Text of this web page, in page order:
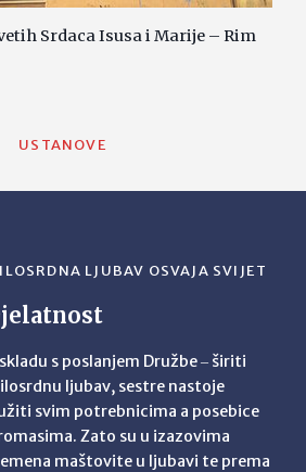
Srdaca Isusa i Marije – Rim
USTANOVE
LJUBAV OSVAJA SVIJET
s poslanjem Družbe ‒ širiti
ljubav, sestre nastoje
svim potrebnicima a posebice
Zato su u izazovima
maštovite u ljubavi te prema